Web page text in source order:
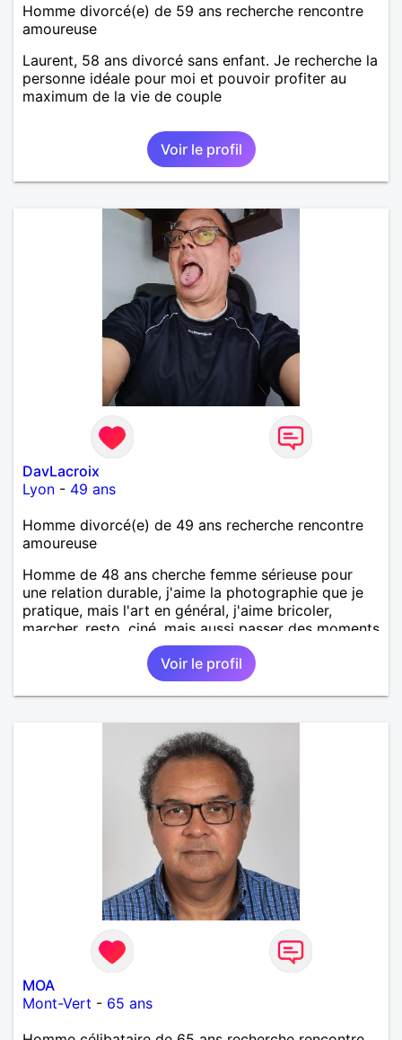
Homme divorcé(e) de 59 ans recherche rencontre
amoureuse
Laurent, 58 ans divorcé sans enfant. Je recherche la
personne idéale pour moi et pouvoir profiter au
maximum de la vie de couple
Voir le profil
DavLacroix
Lyon - 49 ans
Homme divorcé(e) de 49 ans recherche rencontre
amoureuse
Homme de 48 ans cherche femme sérieuse pour
une relation durable, j'aime la photographie que je
pratique, mais l'art en général, j'aime bricoler,
marcher, resto, ciné, mais aussi passer des moments
calme devant un bon film ou une série avec un
plateau repas. le reste est à découvrir.
Voir le profil
MOA
Mont-Vert - 65 ans